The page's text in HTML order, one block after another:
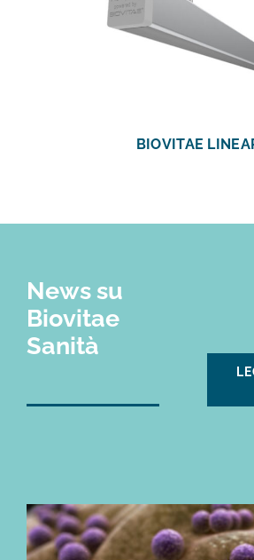
BIOVITAE
News su
Biovitae
Sanità